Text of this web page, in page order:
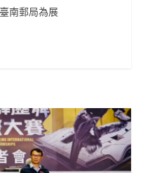
南郵局為展